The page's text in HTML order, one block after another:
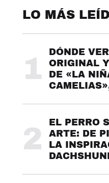
LO MÁS
1
DÓNDE
ORIGINAL
DE «LA
2
EL PERRO
ARTE: DE
LA